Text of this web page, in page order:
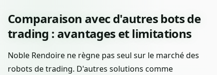
Comparaison avec d'autres bots de
trading : avantages et limitations
Noble Rendoire ne règne pas seul sur le marché des
robots de trading. D'autres solutions comme